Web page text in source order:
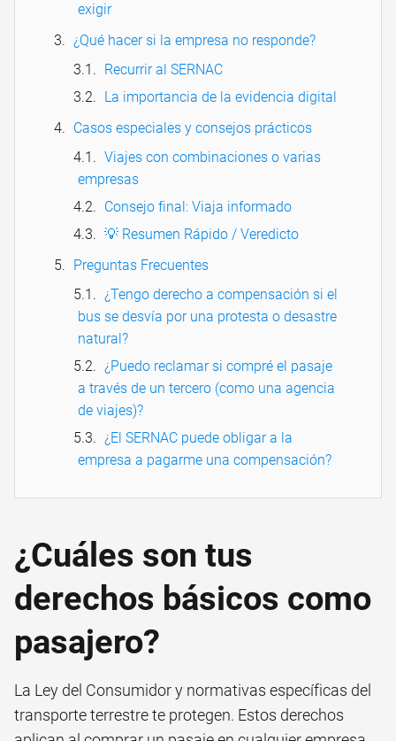
exigir
¿Qué hacer si la empresa no responde?
Recurrir al SERNAC
La importancia de la evidencia digital
Casos especiales y consejos prácticos
Viajes con combinaciones o varias
empresas
Consejo final: Viaja informado
💡 Resumen Rápido / Veredicto
Preguntas Frecuentes
¿Tengo derecho a compensación si el
bus se desvía por una protesta o desastre
natural?
¿Puedo reclamar si compré el pasaje
a través de un tercero (como una agencia
de viajes)?
¿El SERNAC puede obligar a la
empresa a pagarme una compensación?
¿Cuáles son tus
derechos básicos como
pasajero?
La Ley del Consumidor y normativas específicas del
transporte terrestre te protegen. Estos derechos